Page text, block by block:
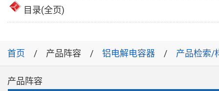
目录(全页)
首页 产品阵容 铝电解电容器 产品检索/
产品阵容